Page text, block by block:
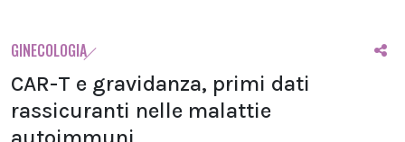
GINECOLOGIA
CAR-T e gravidanza, primi dati
rassicuranti nelle malattie